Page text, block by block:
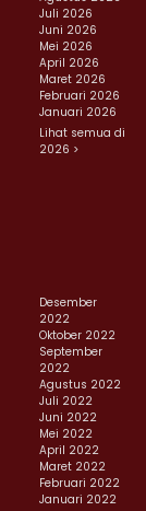
Juli 2026
Juni 2026
Mei 2026
April 2026
Maret 2026
Februari 2026
Januari 2026
Lihat semua di
2026 >
Desember
2022
Oktober 2022
September
2022
Agustus 2022
Juli 2022
Juni 2022
Mei 2022
April 2022
Maret 2022
Februari 2022
Januari 2022